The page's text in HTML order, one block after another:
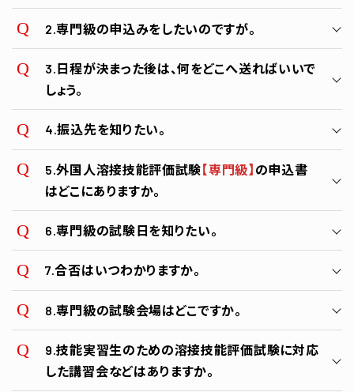
ポータルサイト
2.専門級の申込みをしたいのですが。
機構へ申請
日本溶接協会
日本溶接協会関西地区検定委員会
3.日程が決まった後は、何をどこへ送ればいいで
しょう。
外国人溶接技能評価試験 申込書
初級試験の合格証明書の写し
写真
再試験
専門級結果
証明書の写し
申込書送付先
大阪市浪速区元町2-8-9
一般社団法人 大阪府溶接技術協会
℡06-6649-1405
4.振込先を知りたい。
りそな銀行 難波支店 普通口座 0504194
一般社団法人 大阪府溶接技術協会
5.外国人溶接技能評価試験 【専門級】 の申込書
はどこにありますか。
溶接技能評価試験の申込みについて
6.専門級の試験日を知りたい。
7.合否はいつわかりますか。
※ただし、月の後半の受験日については、発表が翌々月判
8.専門級の試験会場はどこですか。
9.技能実習生のための溶接技能評価試験に対応
した講習会などはありますか。